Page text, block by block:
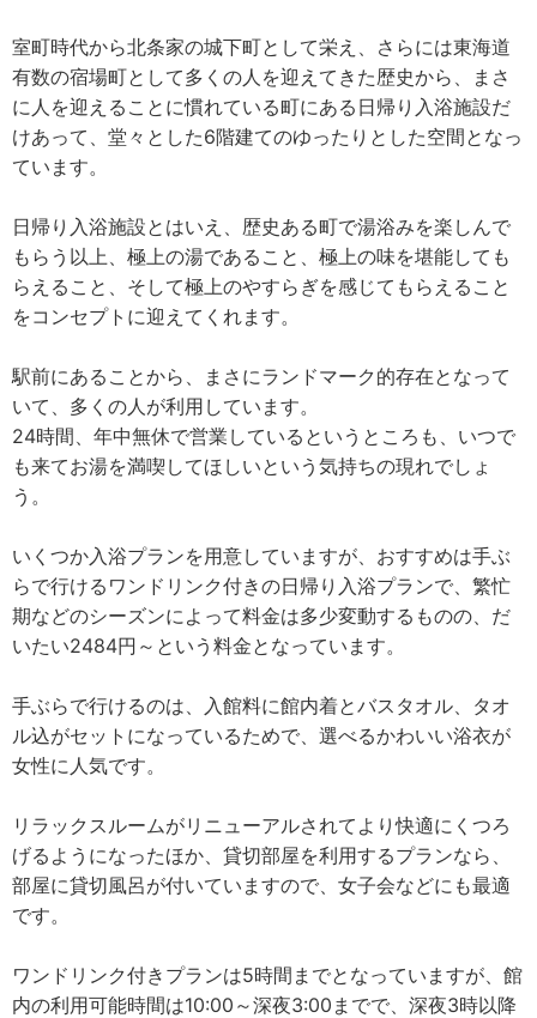
室町時代から北条家の城下町として栄え、さらには東海道
有数の宿場町として多くの人を迎えてきた歴史から、まさ
に人を迎えることに慣れている町にある日帰り入浴施設だ
けあって、堂々とした6階建てのゆったりとした空間となっ
ています。
日帰り入浴施設とはいえ、歴史ある町で湯浴みを楽しんで
もらう以上、極上の湯であること、極上の味を堪能しても
らえること、そして極上のやすらぎを感じてもらえること
をコンセプトに迎えてくれます。
駅前にあることから、まさにランドマーク的存在となって
いて、多くの人が利用しています。
24時間、年中無休で営業しているというところも、いつで
も来てお湯を満喫してほしいという気持ちの現れでしょ
う。
いくつか入浴プランを用意していますが、おすすめは手ぶ
らで行けるワンドリンク付きの日帰り入浴プランで、繁忙
期などのシーズンによって料金は多少変動するものの、だ
いたい2484円～という料金となっています。
手ぶらで行けるのは、入館料に館内着とバスタオル、タオ
ル込がセットになっているためで、選べるかわいい浴衣が
女性に人気です。
リラックスルームがリニューアルされてより快適にくつろ
げるようになったほか、貸切部屋を利用するプランなら、
部屋に貸切風呂が付いていますので、女子会などにも最適
です。
ワンドリンク付きプランは5時間までとなっていますが、館
内の利用可能時間は10:00～深夜3:00までで、深夜3時以降